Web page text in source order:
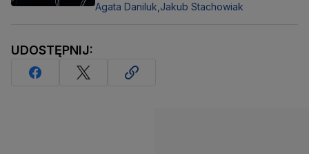
Agata Daniluk, Jakub Stachowiak
UDOSTĘPNIJ: